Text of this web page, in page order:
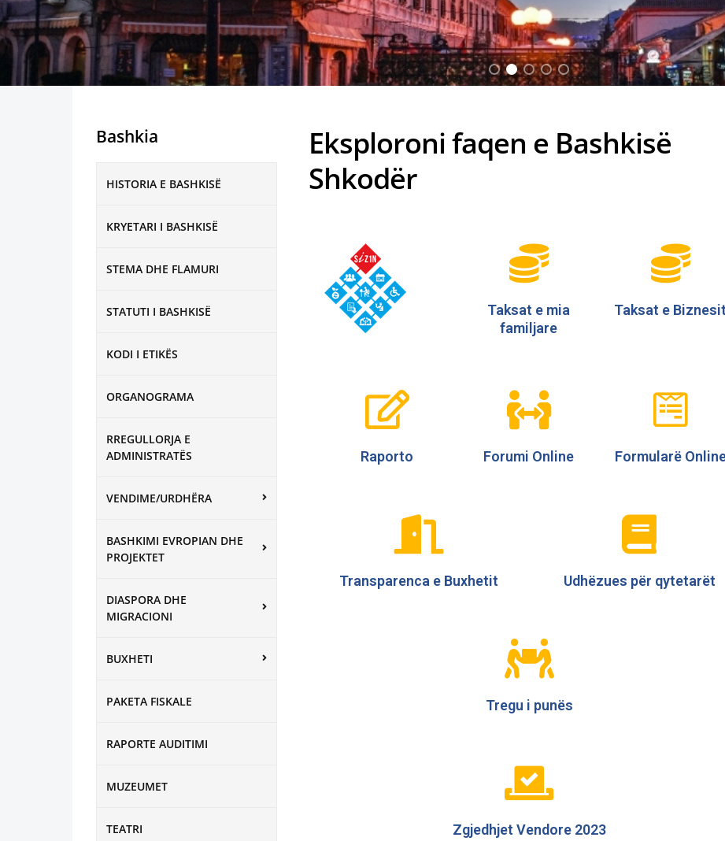
Bashkia
HISTORIA E BASHKISË
KRYETARI I BASHKISË
STEMA DHE FLAMURI
STATUTI I BASHKISË
KODI I ETIKËS
ORGANOGRAMA
RREGULLORJA E
ADMINISTRATËS
VENDIME/URDHËRA
BASHKIMI EVROPIAN DHE
PROJEKTET
DIASPORA DHE
MIGRACIONI
BUXHETI
PAKETA FISKALE
RAPORTE AUDITIMI
MUZEUMET
TEATRI
Eksploroni faqen e Bashkisë
Shkodër
Taksat e mia
familjare
Taksat e Biznesit
Raporto Forumi Online Formularë
Transparenca e Buxhetit Udhëzues për qytetarët
Tregu i punës
Zgjedhjet Vendore 2023